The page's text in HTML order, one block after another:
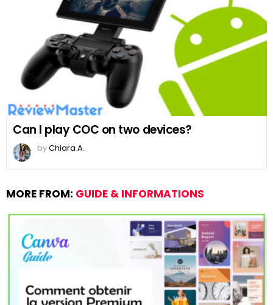
Can I play COC on two devices?
byChiara A.
MORE FROM: GUIDE & INFORMATIONS